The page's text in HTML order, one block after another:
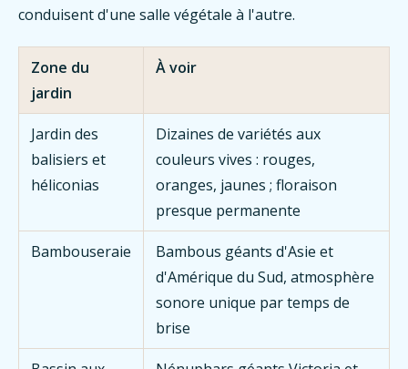
conduisent d'une salle végétale à l'autre.
Zone du
jardin
À voir
Jardin des
balisiers et
héliconias
Dizaines de variétés aux
couleurs vives : rouges,
oranges, jaunes ; floraison
presque permanente
Bambouseraie
Bambous géants d'Asie et
d'Amérique du Sud, atmosphère
sonore unique par temps de
brise